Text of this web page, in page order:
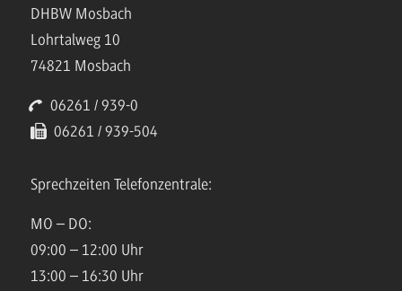
DHBW Mosbach
Lohrtalweg 10
74821 Mosbach
06261 / 939-0
06261 / 939-504
Sprechzeiten Telefonzentrale:
MO – DO:
09:00 – 12:00 Uhr
13:00 – 16:30 Uhr